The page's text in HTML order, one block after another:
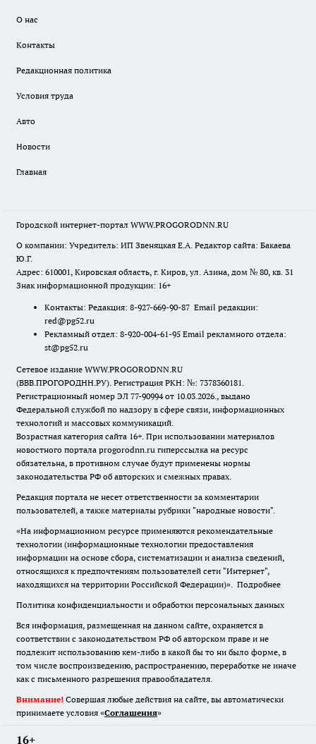
О нас
Контакты
Редакционная политика
Условия труда
Авто
Новости
Главная
Городской интернет-портал WWW.PROGORODNN.RU
О компании: Учредитель: ИП Звеняцкая Е.А. Редактор сайта: Бакаева
Ю.Г.
Адрес: 610001, Кировская область, г. Киров, ул. Азина, дом № 80, кв. 31
Знак информационной продукции: 16+
Контакты: Редакция: 8-927-669-90-87 Email редакции:
red@pg52.ru
Рекламный отдел: 8-920-004-61-95 Email рекламного отдела:
st@pg52.ru
Сетевое издание WWW.PROGORODNN.RU
(ВВВ.ПРОГОРОДНН.РУ). Регистрация РКН: №: 7378360181.
Регистрационный номер ЭЛ 77-90994 от 10.03.2026., выдано
Федеральной службой по надзору в сфере связи, информационных
технологий и массовых коммуникаций.
Возрастная категория сайта 16+. При использовании материалов
новостного портала progorodnn.ru гиперссылка на ресурс
обязательна, в противном случае будут применены нормы
законодательства РФ об авторских и смежных правах.
Редакция портала не несет ответственности за комментарии
пользователей, а также материалы рубрики "народные новости".
«На информационном ресурсе применяются рекомендательные
технологии (информационные технологии предоставления
информации на основе сбора, систематизации и анализа сведений,
относящихся к предпочтениям пользователей сети "Интернет",
находящихся на территории Российской Федерации)». Подробнее
Политика конфиденциальности и обработки персональных данных
Вся информация, размещенная на данном сайте, охраняется в
соответствии с законодательством РФ об авторском праве и не
подлежит использованию кем-либо в какой бы то ни было форме, в
том числе воспроизведению, распространению, переработке не иначе
как с письменного разрешения правообладателя.
Внимание! Совершая любые действия на сайте, вы автоматически
принимаете условия «Cоглашения»
16+